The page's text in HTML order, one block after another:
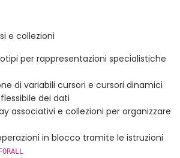
e collezioni
per rappresentazioni specialistiche
di variabili cursori e cursori dinamici
dei dati
associativi e collezioni per organizzare
in blocco tramite le istruzioni
FORALL